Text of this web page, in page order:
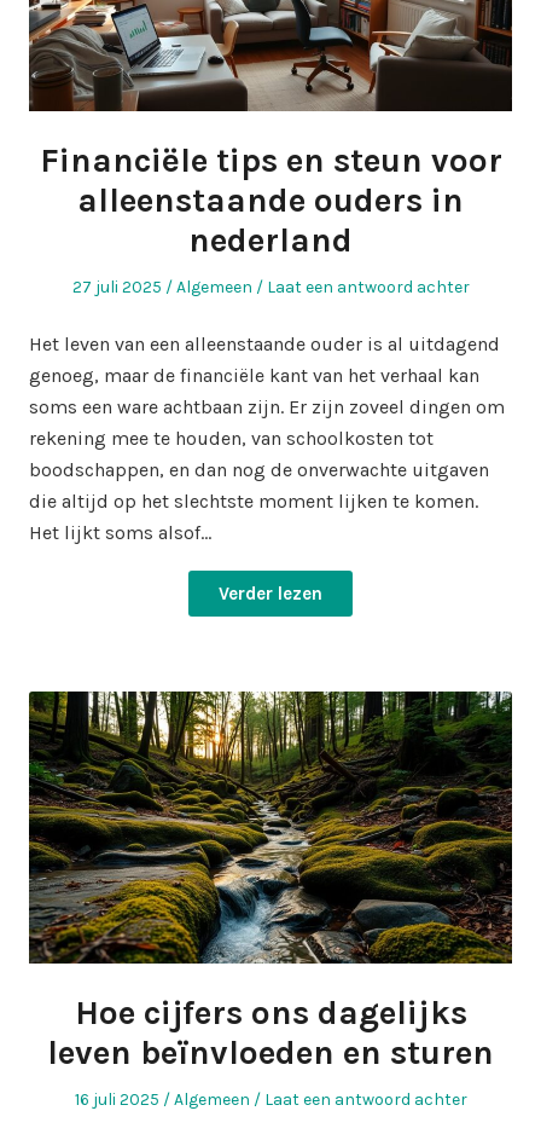
Financiële tips en steun voor
alleenstaande ouders in
nederland
Geplaatst
27 juli 2025
Geplaatst
Algemeen Laat een antwoord achter
Het leven van een alleenstaande ouder is al uitdagend
genoeg, maar de financiële kant van het verhaal kan
soms een ware achtbaan zijn. Er zijn zoveel dingen om
rekening mee te houden, van schoolkosten tot
boodschappen, en dan nog de onverwachte uitgaven
die altijd op het slechtste moment lijken te komen.
Het lijkt soms alsof…
Verder lezen
Hoe cijfers ons dagelijks
leven beïnvloeden en sturen
Geplaatst
16 juli 2025
Geplaatst
Algemeen Laat een antwoord achter